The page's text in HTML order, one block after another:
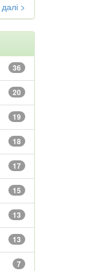
далі >
36
20
19
18
17
15
13
13
7